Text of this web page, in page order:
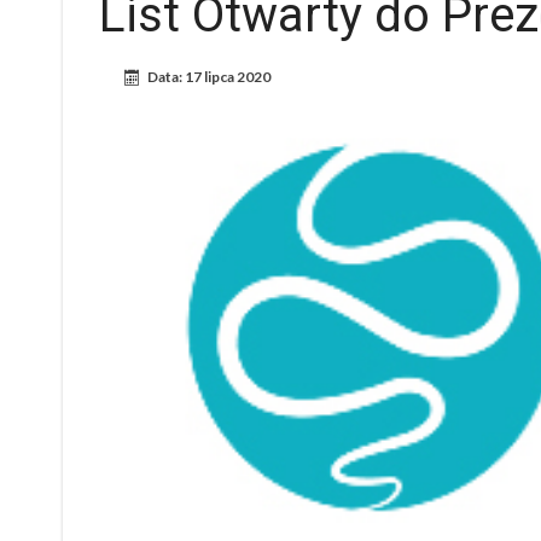
List Otwarty do
Data: 17 lipca 2020